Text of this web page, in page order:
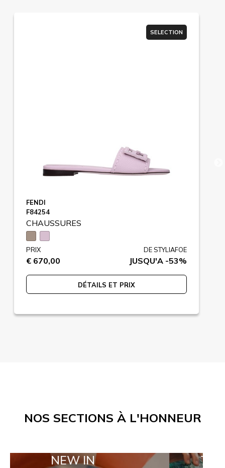
SELECTION
FENDI
F84254
CHAUSSURES
PRIX
€ 670,00
DE STYLIAFOE
JUSQU'A -53%
DÉTAILS ET PRIX
NOS SECTIONS À L'HONNEUR
NEW IN TAILOR